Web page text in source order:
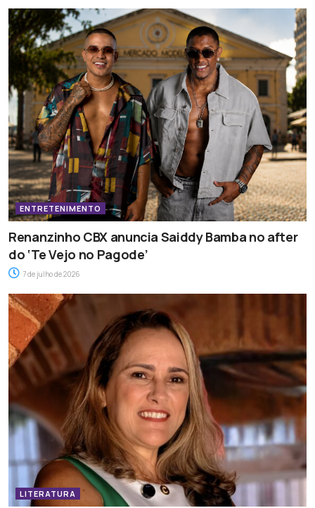
ENTRETENIMENTO
Renanzinho CBX anuncia Saiddy Bamba no after
do ‘Te Vejo no Pagode’
7 de julho de 2026
LITERATURA